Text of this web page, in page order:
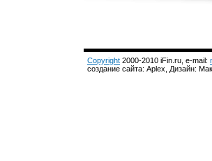
Copyright 2000-2010 iFin.ru, e-mail:
создание сайта: Aplex, Дизайн: